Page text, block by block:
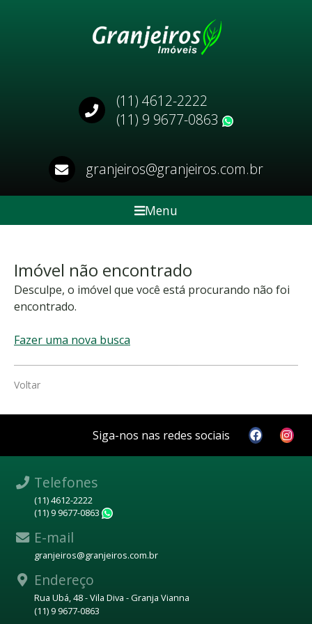
(11) 4612-2222
(11) 9 9677-0863
granjeiros@granjeiros.com.br
Menu
Imóvel não encontrado
Desculpe, o imóvel que você está procurando não foi
encontrado.
Fazer uma nova busca
Voltar
Siga-nos nas redes sociais
Telefones
(11) 4612-2222
(11) 9 9677-0863
E-mail
granjeiros@granjeiros.com.br
Endereço
Rua Ubá, 48 - Vila Diva - Granja Vianna
(11) 9 9677-0863